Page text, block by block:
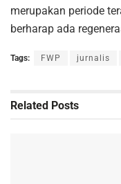
merupakan periode
berharap ada
Tags: FWP jurnalis
Related Posts